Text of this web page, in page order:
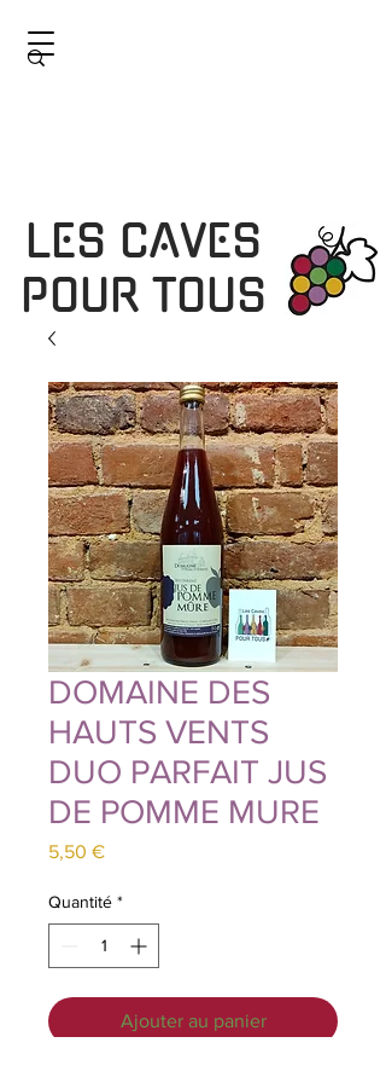
LES CAVES
POUR TOUS
DOMAINE DES
HAUTS VENTS
DUO PARFAIT JUS
DE POMME MURE
5,50 €Prix
Quantité *
Ajouter au panier